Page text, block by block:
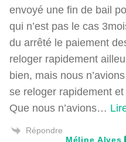
envoyé une fin de bail
qui n’est pas le cas
du arrêté le paiement
reloger rapidement
bien, mais nous
se reloger rapidement
Que nous n’avions…
Répondre
Méline Alves